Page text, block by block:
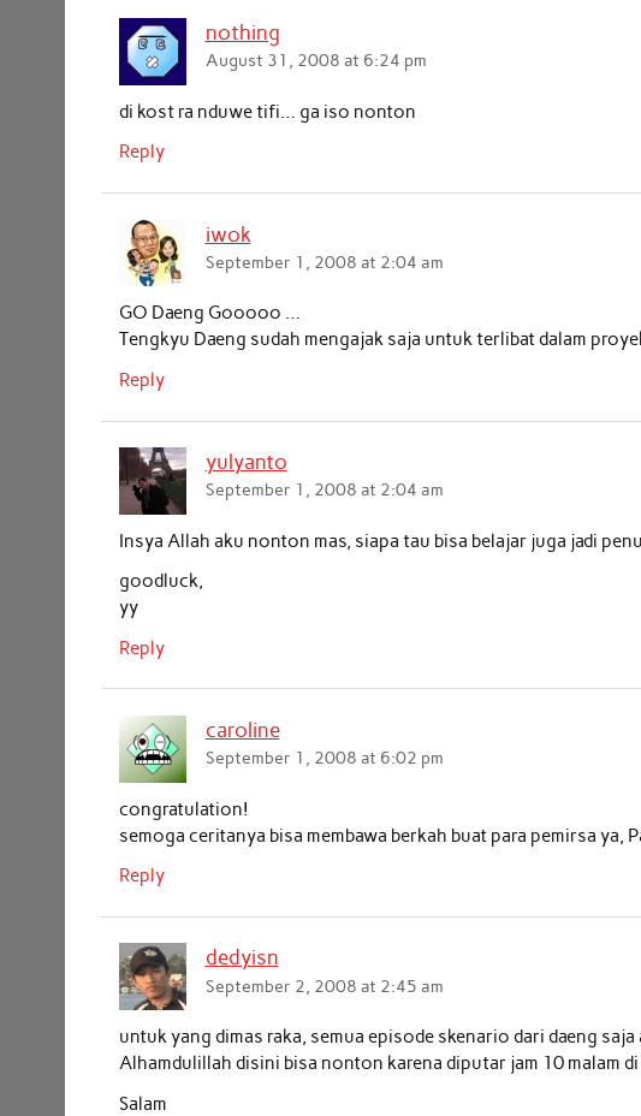
o
o
k
A
p
p
I
nothing
August 31, 2008 at 6:24 pm
di kost ra nduwe tifi… ga iso nonton
Reply
iwok
September 1, 2008 at 2:04 am
GO Daeng Gooooo …
Tengkyu Daeng sudah mengajak saja untuk terlibat dalam
Reply
yulyanto
September 1, 2008 at 2:04 am
Insya Allah aku nonton mas, siapa tau bisa belajar juga jadi
goodluck,
yy
Reply
caroline
September 1, 2008 at 6:02 pm
congratulation!
semoga ceritanya bisa membawa berkah buat para pemirsa ya,
Reply
dedyisn
September 2, 2008 at 2:45 am
untuk yang dimas raka, semua episode skenario dari daeng saja
Alhamdulillah disini bisa nonton karena diputar jam 10 malam
Salam